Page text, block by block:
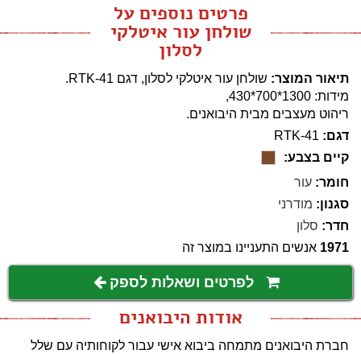
פרטים נוספים על
שולחן עור איטלקי
לסלון
תיאור המוצר: שולחן עור איטלקי לסלון, דגם RTK-41.
מידות: 1300*700*430,
ריהוט מעצבים מבית היבואנים.
דגם: RTK-41
קיים בצבע:
חומר: עור
סגנון: מודרני
חדר: סלון
1971 אנשים התעניינו במוצר זה
לפרטים ושאלות לספק
אודות היבואנים
חברת היבואנים מתמחה ביבוא אישי עבור לקוחותיה עם שלל